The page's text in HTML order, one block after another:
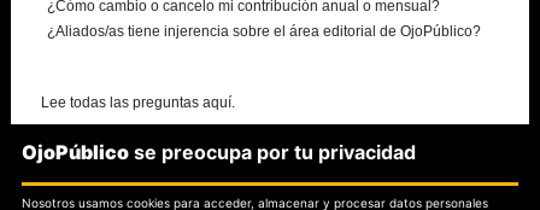
¿Cómo cambio o cancelo mi contribución anual o mensual?
¿Aliados/as tiene injerencia sobre el área editorial de OjoPúblico?
Lee todas las preguntas aquí.
¿Necesitas más información?
OjoPúblico se preocupa por tu privacidad
Nosotros usamos cookies para acceder, almacenar y procesar datos personales